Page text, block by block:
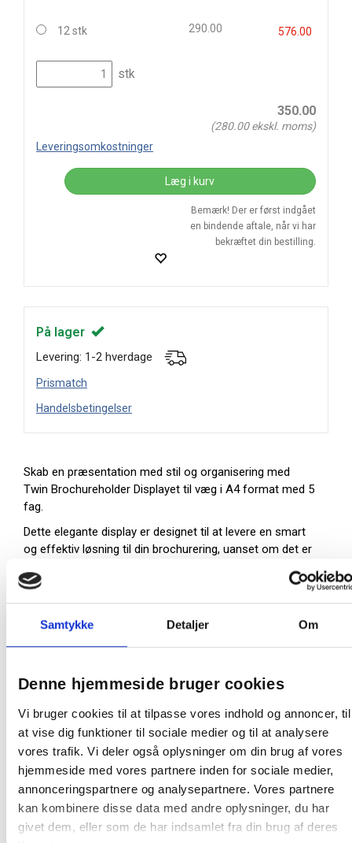
Samtykke Detaljer Om
Denne hjemmeside bruger cookies
Vi bruger cookies til at tilpasse vores indhold og annoncer, til
at vise dig funktioner til sociale medier og til at analysere
vores trafik. Vi deler også oplysninger om din brug af vores
hjemmeside med vores partnere inden for sociale medier,
annonceringspartnere og analysepartnere. Vores partnere
kan kombinere disse data med andre oplysninger, du har
givet dem, eller som de har indsamlet fra din brug af deres
12 stk 290.00 576.00
stk
350.00
(280.00ekskl. moms)
Leveringsomkostninger
Læg i kurv
Bemærk! Der er først indgået
en bindende aftale, når vi har
bekræftet din bestilling.
På lager
Levering: 1-2 hverdage
Prismatch
Handelsbetingelser
Skab en præsentation med stil og organisering med
Twin Brochureholder Displayet til væg i A4 format med 5
fag.
Dette elegante display er designet til at levere en smart
og effektiv løsning til din brochurering, uanset om det er
Inkl. skruer
Mål (BxHxD): 24 x 43 x 6,3 cm
Farve: Sølv
Producent: Twinco
Tegning